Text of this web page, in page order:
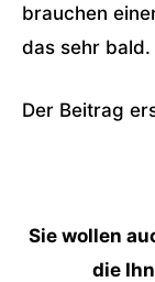
brauchen
das sehr bald.
Der Beitrag
Sie wollen
die